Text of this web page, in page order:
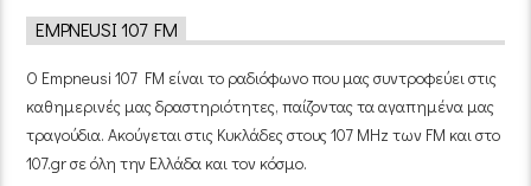
EMPNEUSI 107 FM
Ο Empneusi 107 FM είναι το ραδιόφωνο που μας συντροφεύει στις
καθημερινές μας δραστηριότητες, παίζοντας τα αγαπημένα μας
τραγούδια. Ακούγεται στις Κυκλάδες στους 107 MHz των FM και στο
107.gr σε όλη την Ελλάδα και τον κόσμο.